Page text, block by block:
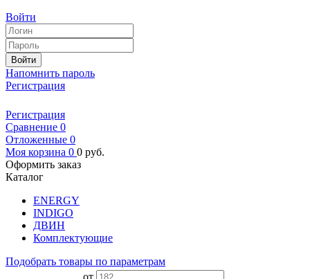
Войти
Войти
Напомнить пароль
Регистрация
Регистрация
Сравнение 0
Отложенные 0
Моя корзина 0 0 руб.
Оформить заказ
Каталог
ENERGY
INDIGO
ДВИН
Комплектующие
Подобрать товары по параметрам
от